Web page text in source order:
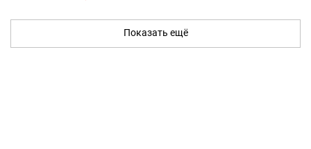
Показать ещё